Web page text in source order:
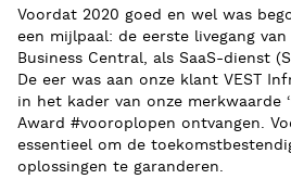
Voordat 2020 goed en wel was
een mijlpaal: de eerste livegang
Business Central, als SaaS-dienst
De eer was aan onze klant VEST
in het kader van onze merkwaarde
Award #vooroplopen ontvangen.
essentieel om de
oplossingen te garanderen.